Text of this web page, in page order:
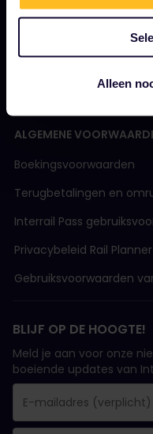
Alleen
Community
ALGEMENE
Boekingsvoorwaarden
Terugbetalingen en
Interrail Pass
Privacybeleid Rail
Gebruiksvoorwaarden
BLIJF OP DE HOOGTE!
Meld je aan voor onze
boeiende updates van